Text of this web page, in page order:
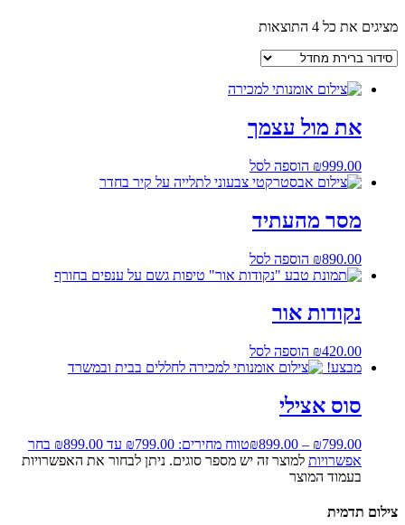
מציגים את כל ⁦4⁩ התוצאות
את מול עצמך
₪999.00 הוספה לסל
מסר מהעתיד
₪890.00 הוספה לסל
נקודות אור
₪420.00
הוספה לסל
מבצע!
סוס אצילי
₪799.00
–
₪899.00 טווח מחירים: ⁦₪799.00⁩ עד ⁦₪899.00⁩
בחר
אפשרויות למוצר זה יש מספר סוגים. ניתן לבחור את האפשרויות
בעמוד המוצר
צילום תדמית